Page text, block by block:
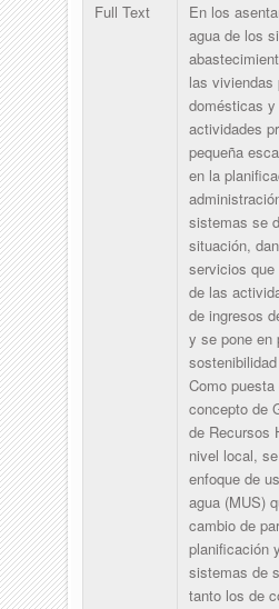
Full Text
En los
agua de los
las viviendas
domésticas
actividades
pequeña
en la
sistemas se
situación,
servicios
de las
de ingresos
y se pone en
Como
concepto de
de Recursos
nivel local,
enfoque de
agua (MUS)
cambio de
planificación
sistemas de
tanto los de